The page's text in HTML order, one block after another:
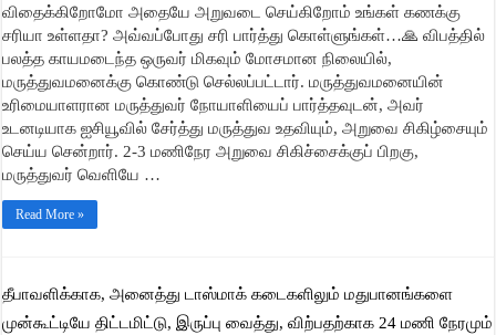
விதைக்கிறோமோ அதையே அறுவடை செய்கிறோம் உங்கள் கணக்கு
சரியா உள்ளதா? அவ்வப்போது சரி பார்த்து கொள்ளுங்கள்…🙏 விபத்தில்
பலத்த காயமடைந்த ஒருவர் மிகவும் மோசமான நிலையில்,
மருத்துவமனைக்கு கொண்டு செல்லப்பட்டார். மருத்துவமனையின்
உரிமையாளரான மருத்துவர் நோயாளியைப் பார்த்தவுடன், அவர்
உடனடியாக ஐசியூவில் சேர்த்து மருத்துவ உதவியும், அறுவை சிகிழ்சையும்
செய்ய சென்றார். 2-3 மணிநேர அறுவை சிகிச்சைக்குப் பிறகு,
மருத்துவர் வெளியே …
Read More »
தீபாவளிக்காக, அனைத்து டாஸ்மாக் கடைகளிலும் மதுபானங்களை
முன்கூட்டியே திட்டமிட்டு, இருப்பு வைத்து, விற்பதற்காக 24 மணி நேரமும்